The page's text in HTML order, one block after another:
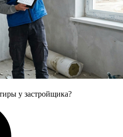
у застройщика?